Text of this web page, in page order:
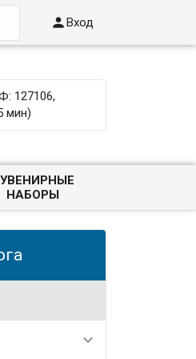
Вход
127106,
мин)
НАБОРЫ